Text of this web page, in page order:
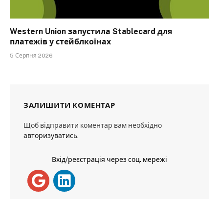
Western Union запустила Stablecard для
платежів у стейблкоїнах
5 Серпня 2026
ЗАЛИШИТИ КОМЕНТАР
Щоб відправити коментар вам необхідно
авторизуватись.
Вхід/реєстрація через соц. мережі